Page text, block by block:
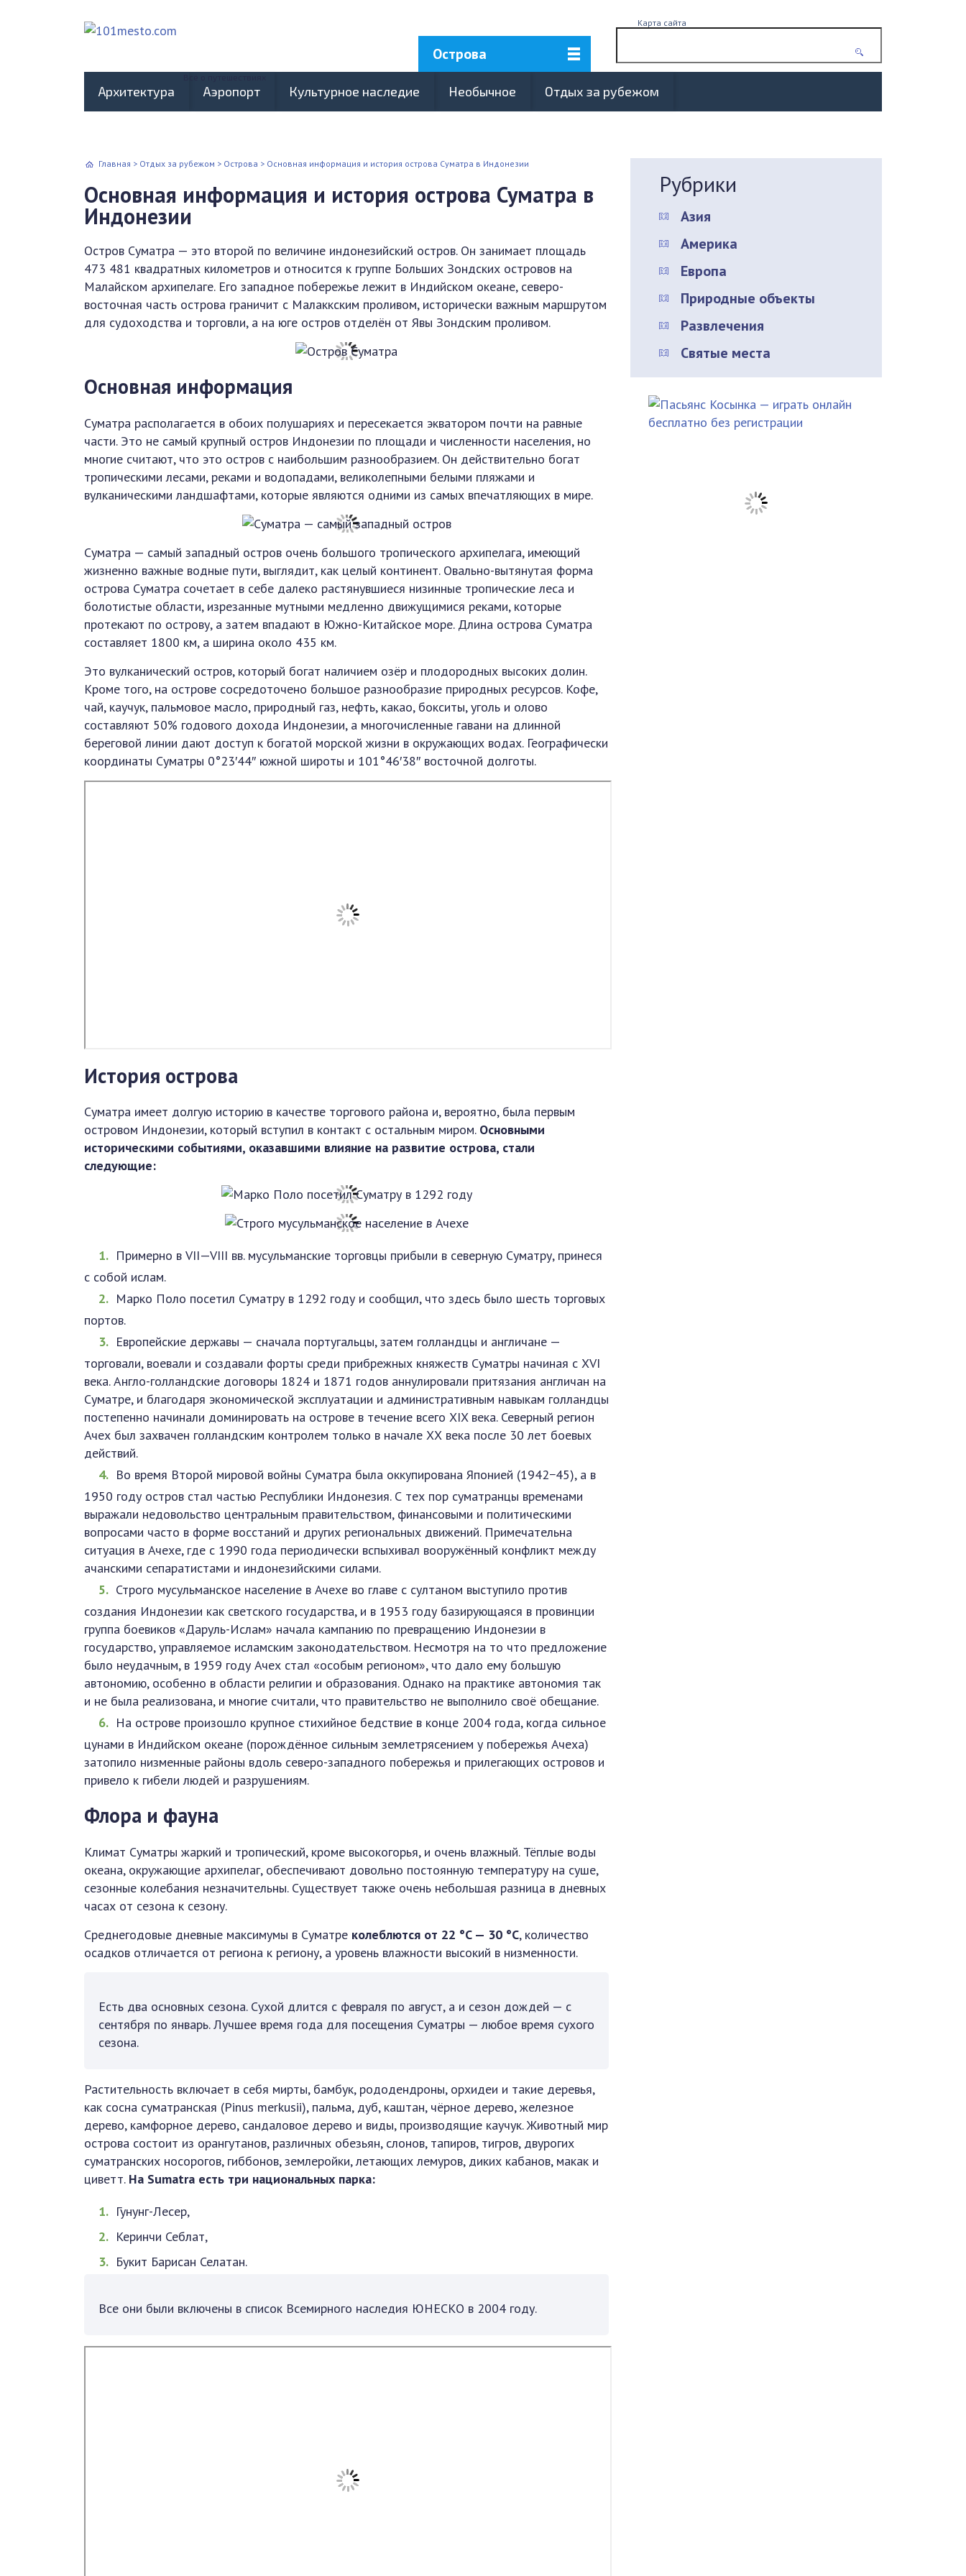
Острова
Карта сайта
Архитектура Аэропорт Культурное наследие Необычное Отдых за рубежом
Главная > Отдых за рубежом > Острова > Основная информация и история острова Суматра в Индонезии
Основная информация и история острова Суматра в
Индонезии
Остров Суматра — это второй по величине индонезийский остров. Он занимает площадь
473 481 квадратных километров и относится к группе Больших Зондских островов на
Малайском архипелаге. Его западное побережье лежит в Индийском океане, северо-
восточная часть острова граничит с Малаккским проливом, исторически важным маршрутом
для судоходства и торговли, а на юге остров отделён от Явы Зондским проливом.
Основная информация
Суматра располагается в обоих полушариях и пересекается экватором почти на равные
части. Это не самый крупный остров Индонезии по площади и численности населения, но
многие считают, что это остров с наибольшим разнообразием. Он действительно богат
тропическими лесами, реками и водопадами, великолепными белыми пляжами и
вулканическими ландшафтами, которые являются одними из самых впечатляющих в мире.
Суматра — самый западный остров очень большого тропического архипелага, имеющий
жизненно важные водные пути, выглядит, как целый континент. Овально-вытянутая форма
острова Суматра сочетает в себе далеко растянувшиеся низинные тропические леса и
болотистые области, изрезанные мутными медленно движущимися реками, которые
протекают по острову, а затем впадают в Южно-Китайское море. Длина острова Суматра
составляет 1800 км, а ширина около 435 км.
Это вулканический остров, который богат наличием озёр и плодородных высоких долин.
Кроме того, на острове сосредоточено большое разнообразие природных ресурсов. Кофе,
чай, каучук, пальмовое масло, природный газ, нефть, какао, бокситы, уголь и олово
составляют 50% годового дохода Индонезии, а многочисленные гавани на длинной
береговой линии дают доступ к богатой морской жизни в окружающих водах. Географически
координаты Суматры 0°23′44″ южной широты и 101°46′38″ восточной долготы.
История острова
Суматра имеет долгую историю в качестве торгового района и, вероятно, была первым
островом Индонезии, который вступил в контакт с остальным миром. Основными
историческими событиями, оказавшими влияние на развитие острова, стали
следующие:
Примерно в VII—VIII вв. мусульманские торговцы прибыли в северную Суматру, принеся
с собой ислам.
Марко Поло посетил Суматру в 1292 году и сообщил, что здесь было шесть торговых
портов.
Европейские державы — сначала португальцы, затем голландцы и англичане —
торговали, воевали и создавали форты среди прибрежных княжеств Суматры начиная с XVI
века. Англо-голландские договоры 1824 и 1871 годов аннулировали притязания англичан на
Суматре, и благодаря экономической эксплуатации и административным навыкам голландцы
постепенно начинали доминировать на острове в течение всего XIX века. Северный регион
Ачех был захвачен голландским контролем только в начале ХХ века после 30 лет боевых
действий.
Во время Второй мировой войны Суматра была оккупирована Японией (1942−45), а в
1950 году остров стал частью Республики Индонезия. С тех пор суматранцы временами
выражали недовольство центральным правительством, финансовыми и политическими
вопросами часто в форме восстаний и других региональных движений. Примечательна
ситуация в Ачехе, где с 1990 года периодически вспыхивал вооружённый конфликт между
ачанскими сепаратистами и индонезийскими силами.
Строго мусульманское население в Ачехе во главе с султаном выступило против
создания Индонезии как светского государства, и в 1953 году базирующаяся в провинции
группа боевиков «Даруль-Ислам» начала кампанию по превращению Индонезии в
государство, управляемое исламским законодательством. Несмотря на то что предложение
было неудачным, в 1959 году Ачех стал «особым регионом», что дало ему большую
автономию, особенно в области религии и образования. Однако на практике автономия так
и не была реализована, и многие считали, что правительство не выполнило своё обещание.
На острове произошло крупное стихийное бедствие в конце 2004 года, когда сильное
цунами в Индийском океане (порождённое сильным землетрясением у побережья Ачеха)
затопило низменные районы вдоль северо-западного побережья и прилегающих островов и
привело к гибели людей и разрушениям.
Флора и фауна
Климат Суматры жаркий и тропический, кроме высокогорья, и очень влажный. Тёплые воды
океана, окружающие архипелаг, обеспечивают довольно постоянную температуру на суше,
сезонные колебания незначительны. Существует также очень небольшая разница в дневных
часах от сезона к сезону.
Среднегодовые дневные максимумы в Суматре колеблются от 22 °C — 30 °C, количество
осадков отличается от региона к региону, а уровень влажности высокий в низменности.
Есть два основных сезона. Сухой длится с февраля по август, а и сезон дождей — с
сентября по январь. Лучшее время года для посещения Суматры — любое время сухого
сезона.
Растительность включает в себя мирты, бамбук, рододендроны, орхидеи и такие деревья,
как сосна суматранская (Pinus merkusii), пальма, дуб, каштан, чёрное дерево, железное
дерево, камфорное дерево, сандаловое дерево и виды, производящие каучук. Животный мир
острова состоит из орангутанов, различных обезьян, слонов, тапиров, тигров, двурогих
суматранских носорогов, гиббонов, землеройки, летающих лемуров, диких кабанов, макак и
циветт. На Sumatra есть три национальных парка:
Гунунг-Лесер,
Керинчи Себлат,
Букит Барисан Селатан.
Все они были включены в список Всемирного наследия ЮНЕСКО в 2004 году.
Рубрики
Азия
Америка
Европа
Природные объекты
Развлечения
Святые места